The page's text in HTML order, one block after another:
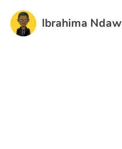
Ibrahima Ndaw